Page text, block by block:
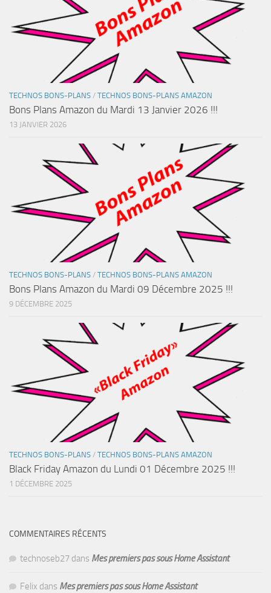
TECHNOS BONS-PLANS / TECHNOS BONS-PLANS AMAZON
Bons Plans Amazon du Mardi 13 Janvier 2026 !!!
13 JANVIER 2026
TECHNOS BONS-PLANS / TECHNOS BONS-PLANS AMAZON
Bons Plans Amazon du Mardi 09 Décembre 2025 !!!
9 DÉCEMBRE 2025
TECHNOS BONS-PLANS / TECHNOS BONS-PLANS AMAZON
Black Friday Amazon du Lundi 01 Décembre 2025 !!!
1 DÉCEMBRE 2025
COMMENTAIRES RÉCENTS
technoseb27 dans Mes premiers pas sous Home Assistant
Felix dans Mes premiers pas sous Home Assistant